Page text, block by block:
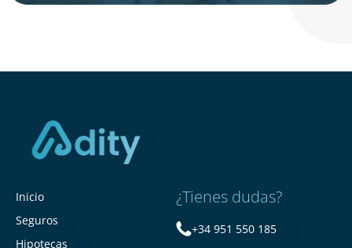
Inicio
Seguros
Hipotecas
¿Tienes dudas?
+34 951 550 185